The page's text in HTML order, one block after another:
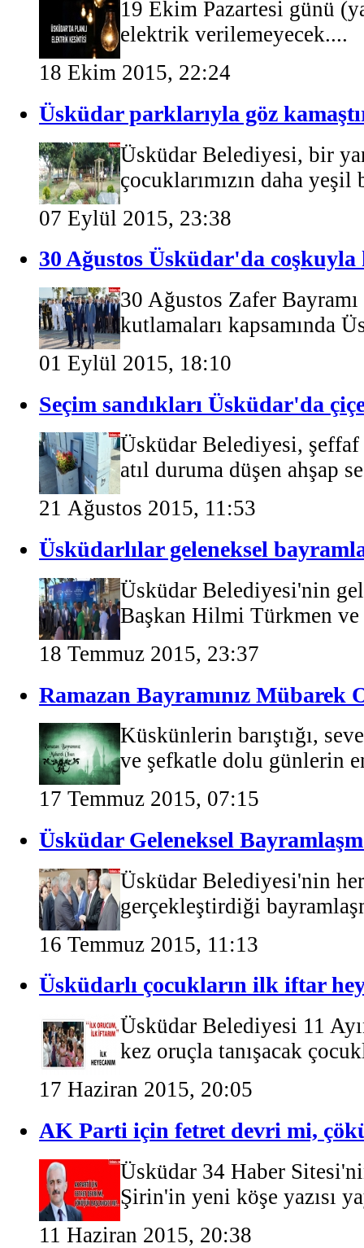
19 Ekim Pazartesi günü
elektrik verilemeyecek....
18 Ekim 2015, 22:24
Üsküdar parklarıyla göz
Üsküdar Belediyesi, bir
çocuklarımızın daha
07 Eylül 2015, 23:38
30 Ağustos Üsküdar'da coşkuyla
30 Ağustos Zafer
kutlamaları kapsamında
01 Eylül 2015, 18:10
Seçim sandıkları Üsküdar'da
Üsküdar Belediyesi,
atıl duruma düşen ahşap
21 Ağustos 2015, 11:53
Üsküdarlılar geleneksel
Üsküdar Belediyesi'nin
Başkan Hilmi Türkmen
18 Temmuz 2015, 23:37
Ramazan Bayramınız Mübarek
Küskünlerin barıştığı,
ve şefkatle dolu günlerin
17 Temmuz 2015, 07:15
Üsküdar Geleneksel
Üsküdar Belediyesi'nin
gerçekleştirdiği
16 Temmuz 2015, 11:13
Üsküdarlı çocukların ilk iftar
Üsküdar Belediyesi 11
kez oruçla tanışacak
17 Haziran 2015, 20:05
AK Parti için fetret devri mi,
Üsküdar 34 Haber
Şirin'in yeni köşe yazısı
11 Haziran 2015, 20:38